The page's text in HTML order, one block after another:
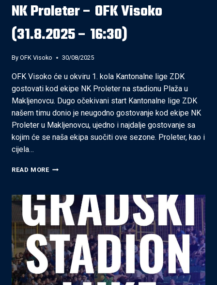
NK Proleter – OFK Visoko
(31.8.2025 – 16:30)
By OFK Visoko 30/08/2025
OFK Visoko će u okviru 1. kola Kantonalne lige ZDK
gostovati kod ekipe NK Proleter na stadionu Plaža u
Makljenovcu. Dugo očekivani start Kantonalne lige ZDK
našem timu donio je neugodno gostovanje kod ekipe NK
Proleter u Makljenovcu, ujedno i najdalje gostovanje sa
kojim će se naša ekipa suočiti ove sezone. Proleter, kao i
cijela…
READ MORENK
OFK
VISOKO
(31.8.2025
–
16:30)